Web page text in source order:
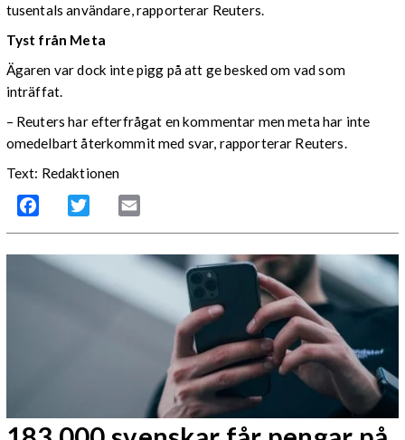
tusentals användare, rapporterar Reuters.
Tyst från Meta
Ägaren var dock inte pigg på att ge besked om vad som
inträffat.
– Reuters har efterfrågat en kommentar men meta har inte
omedelbart återkommit med svar, rapporterar Reuters.
Text: Redaktionen
Facebook Twitter